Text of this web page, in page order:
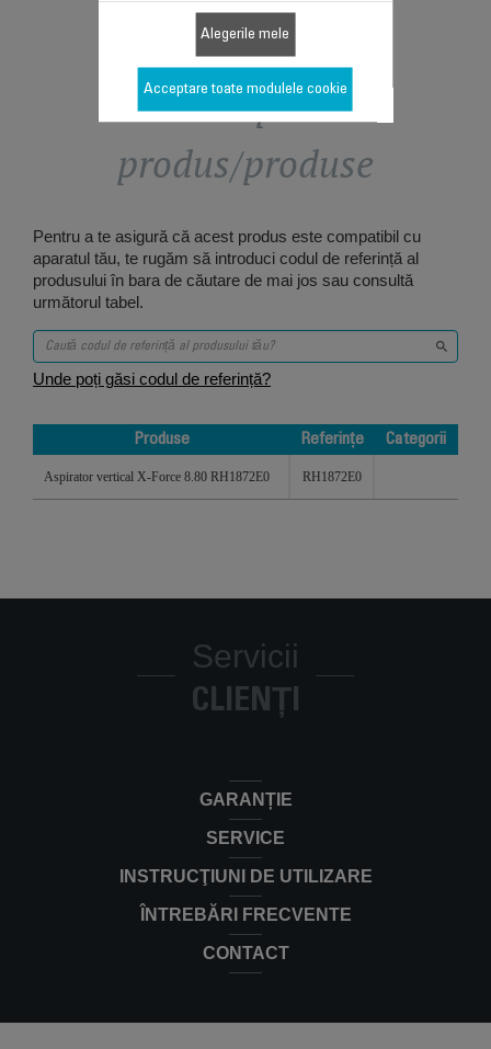
Proiectat pentru 1
produs/produse
Pentru a te asigură că acest produs este compatibil cu
aparatul tău, te rugăm să introduci codul de referință al
produsului în bara de căutare de mai jos sau consultă
următorul tabel.
Unde poți găsi codul de referință?
Produse Referințe
Categorii
Aspirator vertical X-Force 8.80 RH1872E0 RH1872E0
Servicii
CLIENȚI
GARANȚIE
SERVICE
INSTRUCŢIUNI DE UTILIZARE
ÎNTREBĂRI FRECVENTE
CONTACT
Alegerile mele
Acceptare toate modulele cookie